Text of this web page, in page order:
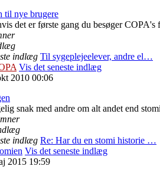
til nye brugere
det er første gang du besøger COPA's
indlæg Til sygeplejeelever, andre el…
Vis det seneste indlæg
2010 00:06
snak med andre om alt andet end
indlæg Re: Har du en stomi historie …
Vis det seneste indlæg
2015 19:59